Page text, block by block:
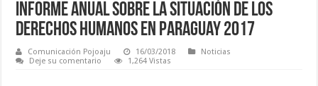
Informe Anual sobre la Situación de los
Derechos Humanos en Paraguay 2017
Comunicación Pojoaju 16/03/2018
Noticias
Deje su comentario
1,264 Vistas